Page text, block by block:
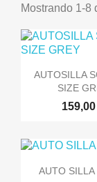
Mostrando 1-8
 Vista
AUTOSILLA
SIZE
 Vista
AUTO SILLA